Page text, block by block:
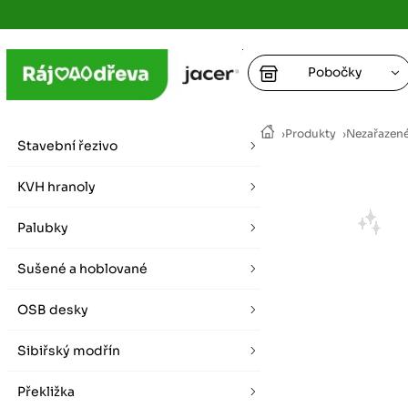
›Produkty ›
Stavební řezivo
KVH hranoly
Palubky
Sušené a hoblované
OSB desky
Sibiřský modřín
Překližka
Pobočky
+
+
Letní otevírací doba (březen - říjen)
vybírat zde
vybírat zde